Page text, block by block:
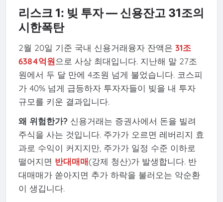
리스크 1: 빚 투자 — 신용잔고 31조의
시한폭탄
2월 20일 기준 국내 신용거래융자 잔액은 31조
6384억원으로 사상 최대입니다. 지난해 말 27조
원에서 두 달 만에 4조원 넘게 불었습니다. 코스피
가 40% 넘게 급등하자 투자자들이 빚을 내 투자
규모를 키운 결과입니다.
왜 위험한가?신용거래는 증권사에서 돈을 빌려
주식을 사는 것입니다. 주가가 오르면 레버리지 효
과로 수익이 커지지만, 주가가 일정 수준 이하로
떨어지면 반대매매(강제 청산)가 발생합니다. 반
대매매가 쏟아지면 추가 하락을 불러오는 악순환
이 생깁니다.